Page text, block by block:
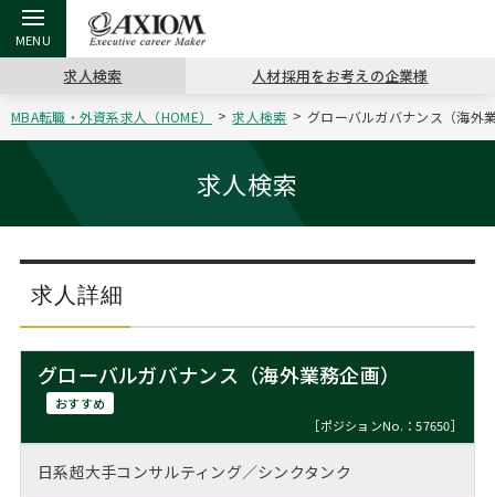
戻る
アクシアムの特長
戻る
コンサ
サービス案内
戻る
キャリ
コンサルタントの紹介
戻る
キャリア支援 TOP
キャリアデザイン講座
（最新求人市場動向）
戻る
MBAの
ステージ別アドバイス
MBAの転職事例
MBAからのFAQ
MBA留学生数の推移
戻る
日本か
戻る
転職ツール TOP
英文レジュメの書き方
戻る
パワー
職務経歴書の書き方
よくある面接Q&A集
戻る
転職コラム TOP
“展”職相談室
転職市場の明日をよめ
転職成功への4つの鍵
戻る
イベント・セミナー TOP
ジョブフェア
キャリアデザインセミナー
キャリアフォーラム
戻る
会社概要 TOP
沿革
主なクライアント
採用情報
求人検索 人材採用をお考えの企業様
MBA転職・外資系求人（HOME） 求人検索 グローバルガバナンス（海外
求人検索
求人詳細
グローバルガバナンス（海外業務企画）
おすすめ
［ポジションNo.：57650］
日系超大手コンサルティング／シンクタンク